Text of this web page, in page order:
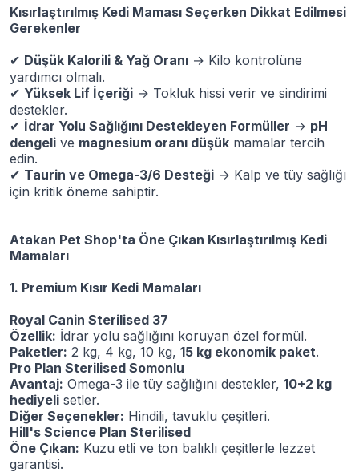
Kısırlaştırılmış Kedi Maması Seçerken Dikkat Edilmesi
Gerekenler
✔ Düşük Kalorili & Yağ Oranı → Kilo kontrolüne
yardımcı olmalı.
✔ Yüksek Lif İçeriği → Tokluk hissi verir ve sindirimi
destekler.
✔ İdrar Yolu Sağlığını Destekleyen Formüller → pH
dengeli ve magnesium oranı düşük mamalar tercih
edin.
✔ Taurin ve Omega-3/6 Desteği → Kalp ve tüy sağlığı
için kritik öneme sahiptir.
Atakan Pet Shop'ta Öne Çıkan Kısırlaştırılmış Kedi
Mamaları
1. Premium Kısır Kedi Mamaları
Royal Canin Sterilised 37
Özellik: İdrar yolu sağlığını koruyan özel formül.
Paketler: 2 kg, 4 kg, 10 kg, 15 kg ekonomik paket.
Pro Plan Sterilised Somonlu
Avantaj: Omega-3 ile tüy sağlığını destekler, 10+2 kg
hediyeli setler.
Diğer Seçenekler: Hindili, tavuklu çeşitleri.
Hill's Science Plan Sterilised
Öne Çıkan: Kuzu etli ve ton balıklı çeşitlerle lezzet
garantisi.